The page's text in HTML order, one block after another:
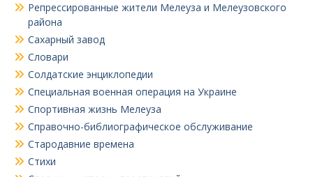
Репрессированные жители Мелеуза и Мелеузовского
района
Сахарный завод
Словари
Солдатские энциклопедии
Специальная военная операция на Украине
Спортивная жизнь Мелеуза
Справочно-библиографическое обслуживание
Стародавние времена
Стихи